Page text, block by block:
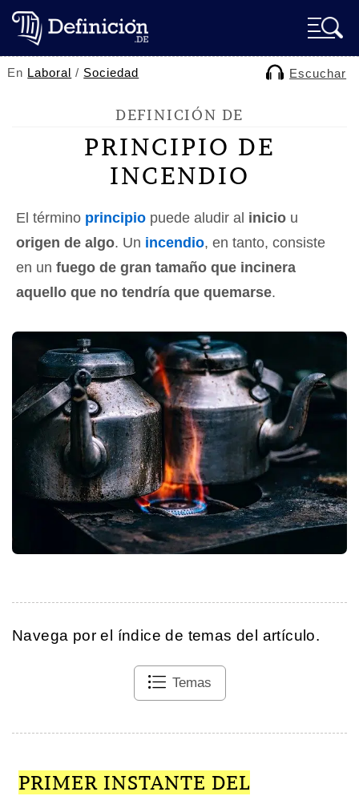
En Laboral / Sociedad Escuchar
DEFINICIÓN DE
PRINCIPIO DE
INCENDIO
El término principio puede aludir al inicio u
origen de algo. Un incendio, en tanto, consiste
en un fuego de gran tamaño que incinera
aquello que no tendría que quemarse.
Navega por el índice de temas del artículo.
Temas
PRIMER INSTANTE DEL